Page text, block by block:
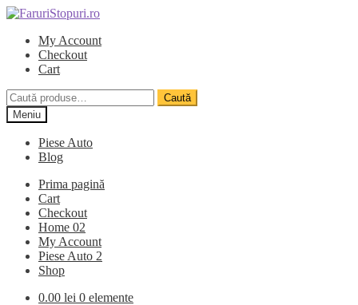
Sari
navigare
Sari
conținutMy Account
Checkout
Cart
Caută
după:
Caută
Meniu
Piese Auto
Blog
Prima pagină
Cart
Checkout
Home 02
My Account
Piese Auto 2
Shop
0.00 lei 0 elemente